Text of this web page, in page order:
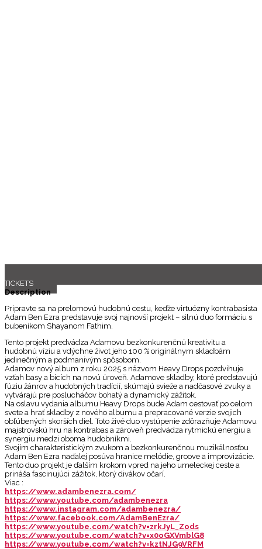
TICKETS
Description
Pripravte sa na prelomovú hudobnú cestu, keďže virtuózny kontrabasista
Adam Ben Ezra predstavuje svoj najnovší projekt – silnú duo formáciu s
bubeníkom Shayanom Fathim.
Tento projekt predvádza Adamovu bezkonkurenčnú kreativitu a
hudobnú víziu a vdýchne život jeho 100 % originálnym skladbám
jedinečným a podmanivým spôsobom.
Adamov nový album z roku 2025 s názvom Heavy Drops pozdvihuje
vzťah basy a bicích na novú úroveň. Adamove skladby, ktoré predstavujú
fúziu žánrov a hudobných tradícií, skúmajú svieže a nadčasové zvuky a
vytvárajú pre poslucháčov bohatý a dynamický zážitok.
Na oslavu vydania albumu Heavy Drops bude Adam cestovať po celom
svete a hrať skladby z nového albumu a prepracované verzie svojich
obľúbených skorších diel. Toto živé duo vystúpenie zdôrazňuje Adamovu
majstrovskú hru na kontrabas a zároveň predvádza rytmickú energiu a
synergiu medzi oboma hudobníkmi.
Svojím charakteristickým zvukom a bezkonkurenčnou muzikálnosťou
Adam Ben Ezra naďalej posúva hranice melódie, groove a improvizácie.
Tento duo projekt je ďalším krokom vpred na jeho umeleckej ceste a
prináša fascinujúci zážitok, ktorý divákov očarí.
Viac :
https://www.adambenezra.com/
https://www.youtube.com/adambenezra
https://www.instagram.com/adambenezra/
https://www.facebook.com/AdamBenEzra/
https://www.youtube.com/watch?v=zrkJyL_Zods
https://www.youtube.com/watch?v=x0oGXVmblG8
https://www.youtube.com/watch?v=kztNJG9VRFM